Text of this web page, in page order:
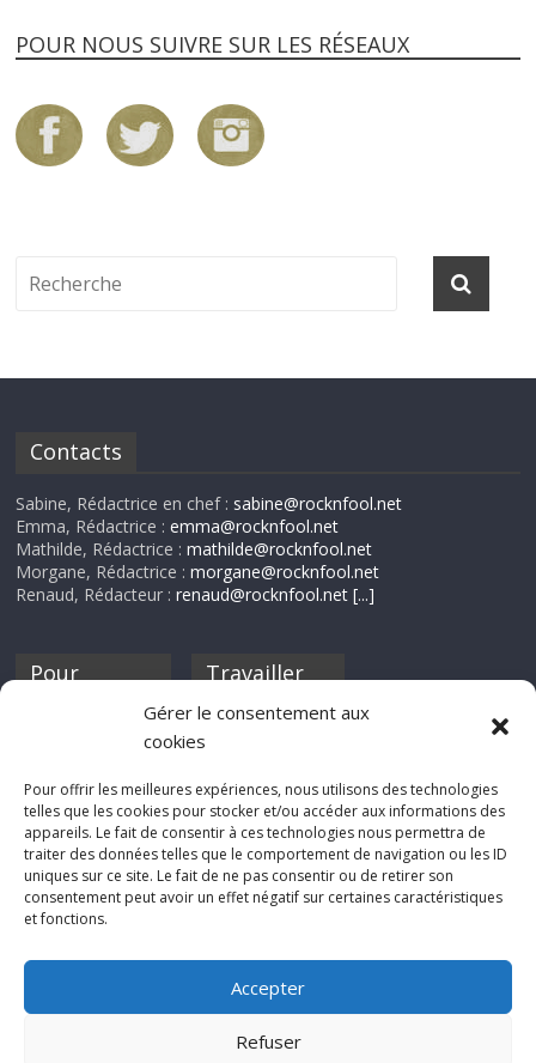
Gérer le consentement aux
cookies
Pour offrir les meilleures expériences, nous utilisons des technologies
telles que les cookies pour stocker et/ou accéder aux informations des
appareils. Le fait de consentir à ces technologies nous permettra de
traiter des données telles que le comportement de navigation ou les ID
uniques sur ce site. Le fait de ne pas consentir ou de retirer son
consentement peut avoir un effet négatif sur certaines caractéristiques
et fonctions.
Accepter
Refuser
POUR NOUS SUIVRE SUR LES RÉSEAUX
Contacts
Sabine, Rédactrice en chef : sabine@rocknfool.net
Emma, Rédactrice :emma@rocknfool.net
Mathilde, Rédactrice :mathilde@rocknfool.net
Morgane, Rédactrice :morgane@rocknfool.net
Renaud, Rédacteur :renaud@rocknfool.net [...]
Pour
discothèque
Travailler
Si tu souhaites
Rocknfool, n'hésite
pas à nous envoyer
tes chroniques de
concerts, de films,
séries ou des billets
d'humeur :
net